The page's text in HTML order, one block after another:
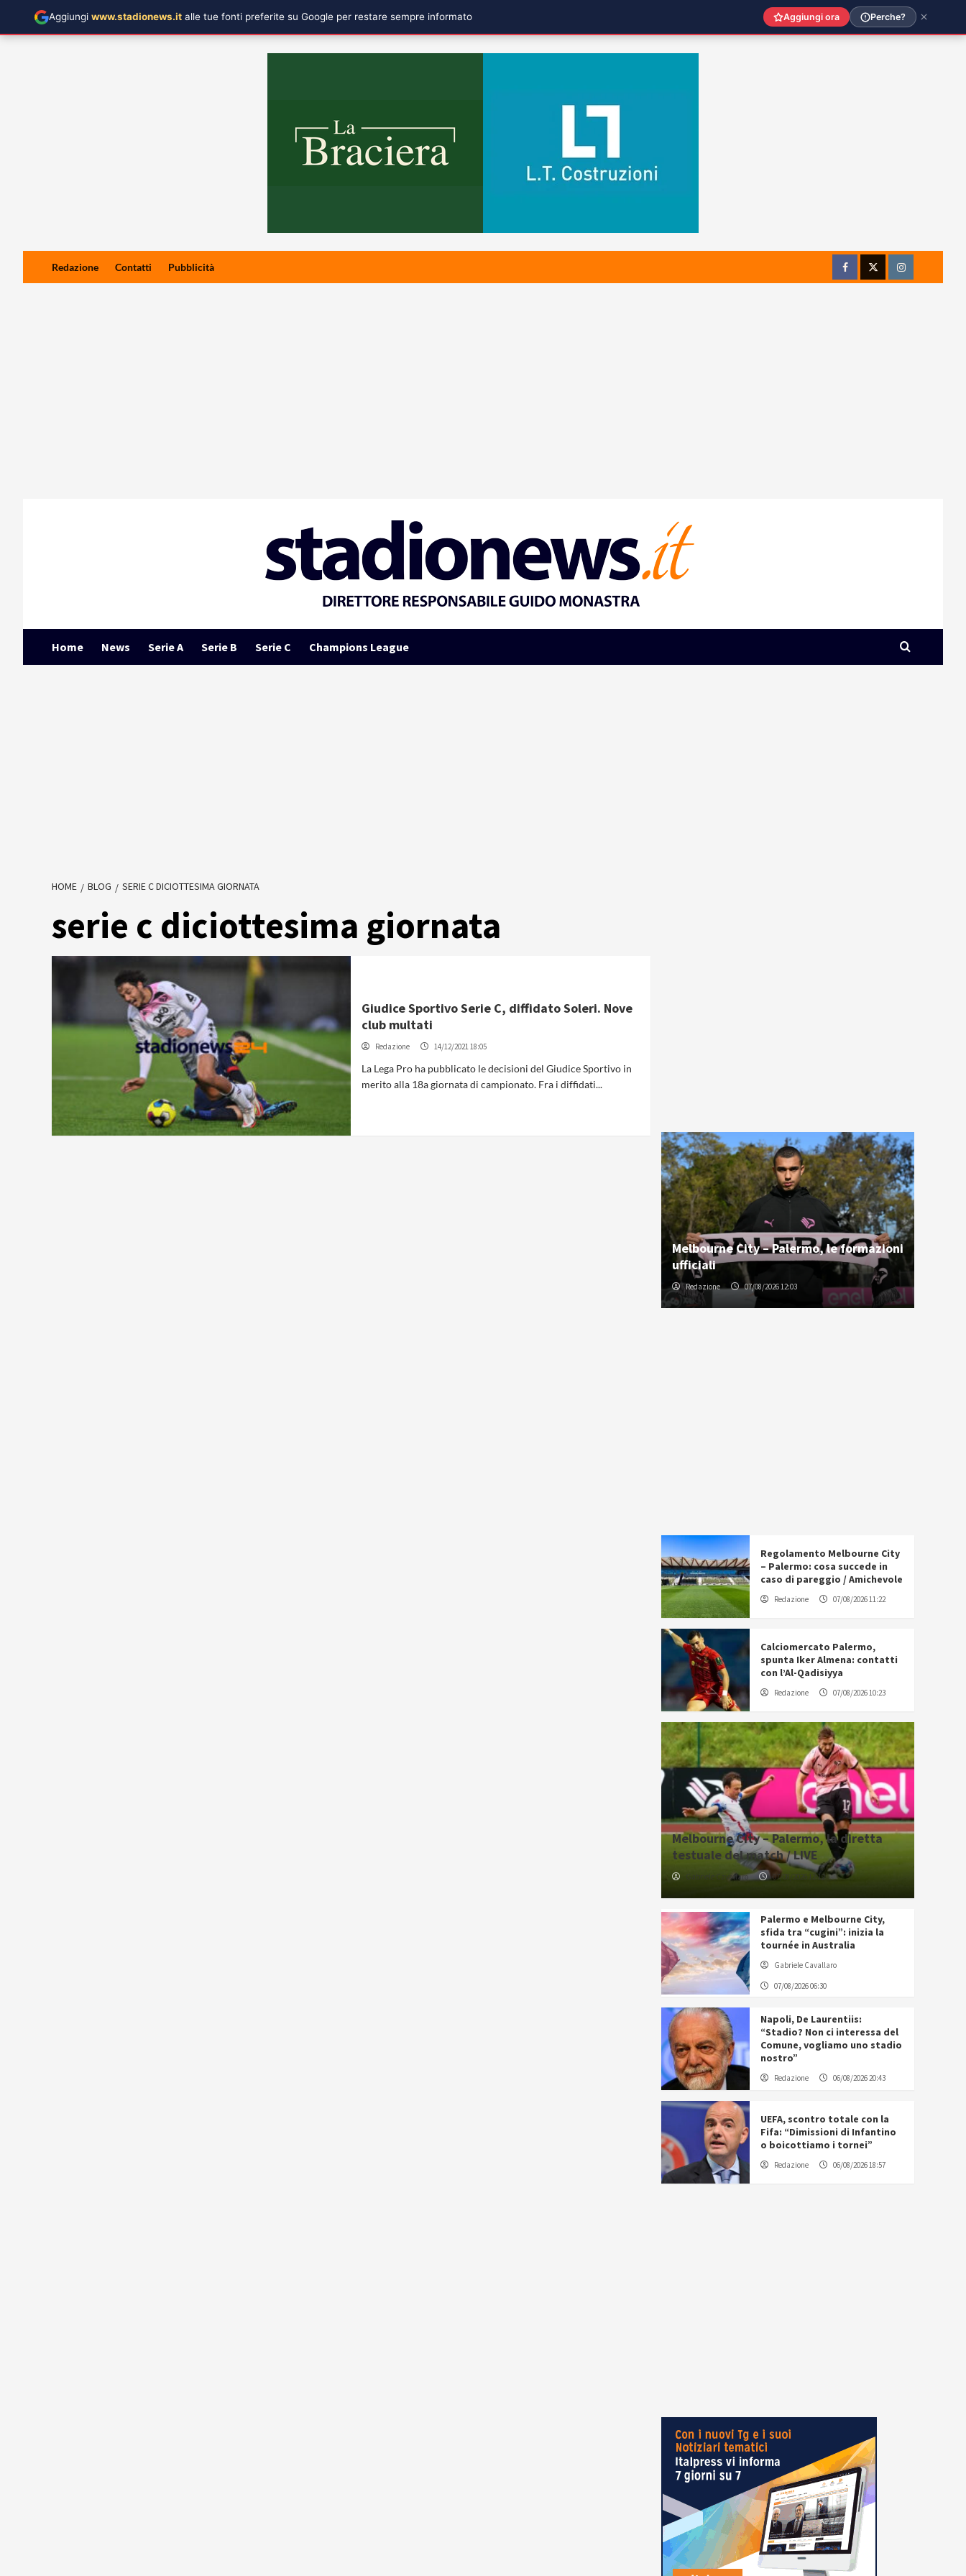
Redazione Contatti Pubblicità
FacebookTwitterInstagram
Home News Serie A Serie B Serie C Champions League
HOME BLOG SERIE C DICIOTTESIMA GIORNATA
serie c diciottesima giornata
Giudice Sportivo Serie C, diffidato Soleri. Nove
club multati
Redazione 14/12/2021 18:05
La Lega Pro ha pubblicato le decisioni del Giudice Sportivo in
merito alla 18a giornata di campionato. Fra i diffidati...
Melbourne City – Palermo, le formazioni
ufficiali
Redazione 07/08/2026 12:03
Regolamento Melbourne City
– Palermo: cosa succede in
caso di pareggio / Amichevole
Redazione 07/08/2026 11:22
Calciomercato Palermo,
spunta Iker Almena: contatti
con l’Al-Qadisiyya
Redazione 07/08/2026 10:23
Melbourne City – Palermo, la diretta
testuale del match / LIVE
Gabriele Cavallaro 07/08/2026 12:12
Palermo e Melbourne City,
sfida tra “cugini”: inizia la
tournée in Australia
Gabriele Cavallaro
07/08/2026 06:30
Napoli, De Laurentiis:
“Stadio? Non ci interessa del
Comune, vogliamo uno stadio
nostro”
Redazione 06/08/2026 20:43
UEFA, scontro totale con la
Fifa: “Dimissioni di Infantino
o boicottiamo i tornei”
Redazione 06/08/2026 18:57
Aggiungi www.stadionews.it alle tue fonti preferite su Google per restare sempre informato Aggiungi ora Perche?